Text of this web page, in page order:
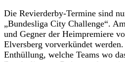
Die Revierderby-Termine sind
„Bundesliga City Challenge“.
und Gegner der Heimpremiere
Elversberg vorverkündet
Enthüllung, welche Teams wo